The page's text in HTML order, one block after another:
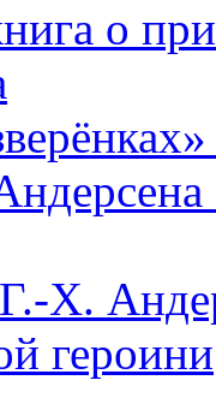
о
Х.
героини